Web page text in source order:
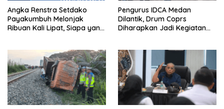
Angka Renstra Setdako
Payakumbuh Melonjak
Ribuan Kali Lipat, Siapa yang
Pengurus IDCA Medan
Dilantik, Drum Coprs
Diharapkan Jadi Kegiatan